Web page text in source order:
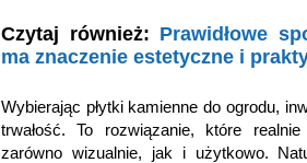
Czytaj również: Prawidłowe
ma znaczenie estetyczne i
Wybierając płytki kamienne do ogrodu,
trwałość. To rozwiązanie, które
zarówno wizualnie, jak i użytkowo.